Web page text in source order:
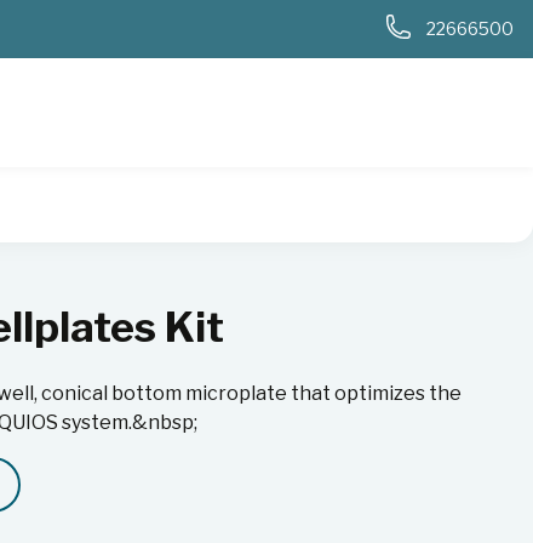
22666500
Kit
conical bottom microplate that optimizes the
system.&nbsp;